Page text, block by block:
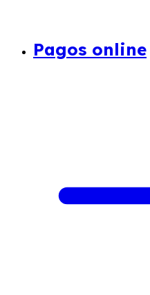
Pagos online